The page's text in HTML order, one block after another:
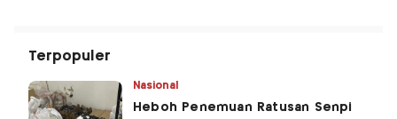
Terpopuler
Nasional
Heboh Penemuan Ratusan Senpi